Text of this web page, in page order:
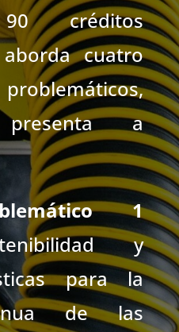
créditos
cuatro
a
1
y
para la
de las